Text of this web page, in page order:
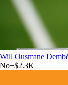
Will Ousmane
No+$2.3K